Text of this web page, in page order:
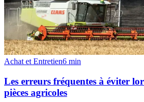
Achat et Entretien6 min
Les erreurs fréquentes à éviter
pièces agricoles